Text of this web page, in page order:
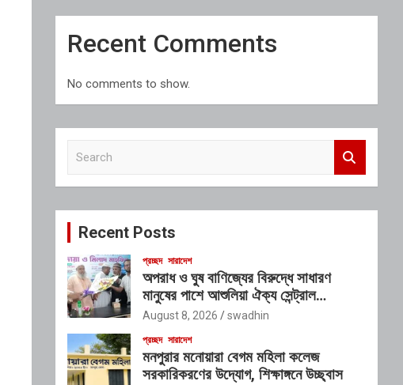
Recent Comments
No comments to show.
c
Recent Posts
প্রচ্ছদ সারাদেশ
অপরাধ ও ঘুষ বাণিজ্যের বিরুদ্ধে সাধারণ
মানুষের পাশে আশুলিয়া ঐক্য সেন্ট্রাল
প্রেসক্লাব
August 8, 2026 swadhin
প্রচ্ছদ সারাদেশ
মনপুরার মনোয়ারা বেগম মহিলা কলেজ
সরকারিকরণের উদ্যোগ, শিক্ষাঙ্গনে উচ্ছ্বাস